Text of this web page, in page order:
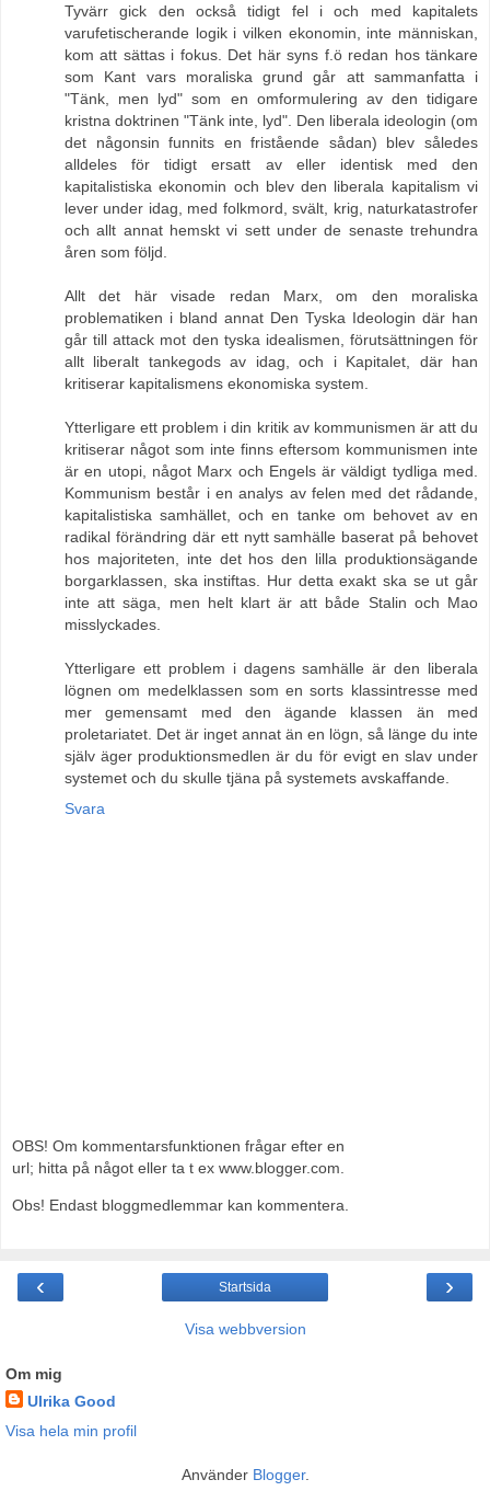
Tyvärr gick den också tidigt fel i och med kapitalets
varufetischerande logik i vilken ekonomin, inte människan,
kom att sättas i fokus. Det här syns f.ö redan hos tänkare
som Kant vars moraliska grund går att sammanfatta i
"Tänk, men lyd" som en omformulering av den tidigare
kristna doktrinen "Tänk inte, lyd". Den liberala ideologin (om
det någonsin funnits en fristående sådan) blev således
alldeles för tidigt ersatt av eller identisk med den
kapitalistiska ekonomin och blev den liberala kapitalism vi
lever under idag, med folkmord, svält, krig, naturkatastrofer
och allt annat hemskt vi sett under de senaste trehundra
åren som följd.
Allt det här visade redan Marx, om den moraliska
problematiken i bland annat Den Tyska Ideologin där han
går till attack mot den tyska idealismen, förutsättningen för
allt liberalt tankegods av idag, och i Kapitalet, där han
kritiserar kapitalismens ekonomiska system.
Ytterligare ett problem i din kritik av kommunismen är att du
kritiserar något som inte finns eftersom kommunismen inte
är en utopi, något Marx och Engels är väldigt tydliga med.
Kommunism består i en analys av felen med det rådande,
kapitalistiska samhället, och en tanke om behovet av en
radikal förändring där ett nytt samhälle baserat på behovet
hos majoriteten, inte det hos den lilla produktionsägande
borgarklassen, ska instiftas. Hur detta exakt ska se ut går
inte att säga, men helt klart är att både Stalin och Mao
misslyckades.
Ytterligare ett problem i dagens samhälle är den liberala
lögnen om medelklassen som en sorts klassintresse med
mer gemensamt med den ägande klassen än med
proletariatet. Det är inget annat än en lögn, så länge du inte
själv äger produktionsmedlen är du för evigt en slav under
systemet och du skulle tjäna på systemets avskaffande.
Svara
OBS! Om kommentarsfunktionen frågar efter en
url; hitta på något eller ta t ex www.blogger.com.
Obs! Endast bloggmedlemmar kan kommentera.
‹ ›
Startsida
Visa webbversion
Om mig
Ulrika Good
Visa hela min profil
Använder Blogger.